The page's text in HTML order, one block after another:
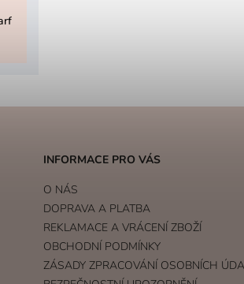
INFORMACE PRO VÁS
O NÁS
DOPRAVA A PLATBA
REKLAMACE A VRÁCENÍ ZBOŽÍ
OBCHODNÍ PODMÍNKY
ZÁSADY ZPRACOVÁNÍ OSOBNÍCH